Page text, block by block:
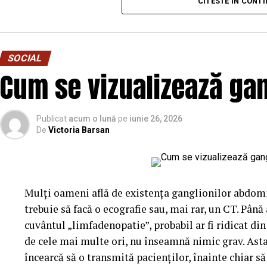
generație de parteneri și asociați, menținând
competitivitate din țară.”, au subliniat editorii
SOCIAL
Cum se vizualizează
Publicat acum o lună pe iunie 26, 2026
De Victoria Barsan
Mulți oameni află de existența ganglionilor
trebuie să facă o ecografie sau, mai rar, un CT.
cuvântul „limfadenopatie”, probabil ar fi ridicat din
de cele mai multe ori, nu înseamnă nimic grav.
încearcă să o transmită pacienților, înainte chiar